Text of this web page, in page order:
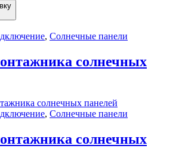
, Солнечные панели
солнечных
, Солнечные панели
солнечных